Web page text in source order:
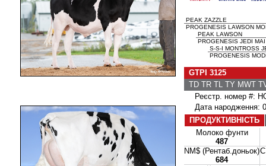
PEAK ZAZZLE
PROGENESIS LAWSON
PEAK LAWSON
PROGENESIS JEDI MAI
S-S-I MONTROSS
PROGENESIS
GTPI 3125
TD TR TL TY MWT
Реєстр. номер #:
Дата народження:
ПРОДУКТИВНІСТЬ
Молоко фунти
487
NM$ (Рентаб.доньок)
684